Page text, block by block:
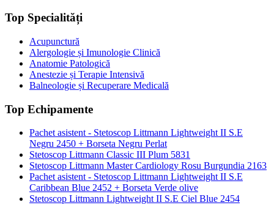
Top Specialități
Acupunctură
Alergologie și Imunologie Clinică
Anatomie Patologică
Anestezie și Terapie Intensivă
Balneologie și Recuperare Medicală
Top Echipamente
Pachet asistent - Stetoscop Littmann Lightweight II S.E
Negru 2450 + Borseta Negru Perlat
Stetoscop Littmann Classic III Plum 5831
Stetoscop Littmann Master Cardiology Rosu Burgundia 2163
Pachet asistent - Stetoscop Littmann Lightweight II S.E
Caribbean Blue 2452 + Borseta Verde olive
Stetoscop Littmann Lightweight II S.E Ciel Blue 2454